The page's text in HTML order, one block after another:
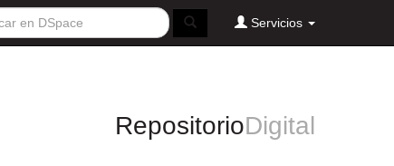
Servicios
RepositorioDigital